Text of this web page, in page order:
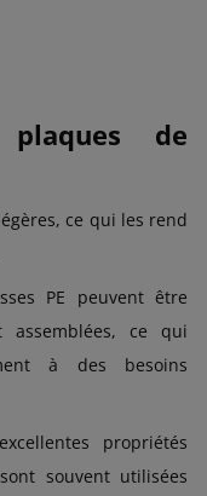
plaques de
ce qui les rend
PE peuvent être
assemblées, ce qui
à des besoins
propriétés
souvent utilisées